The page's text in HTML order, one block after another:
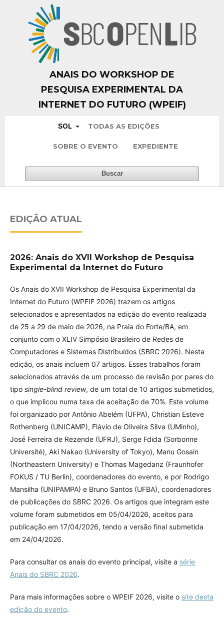
ANAIS DO WORKSHOP DE
PESQUISA EXPERIMENTAL DA
INTERNET DO FUTURO (WPEIF)
SOL TODAS AS EDIÇÕES
SOBRE O EVENTO EXPEDIENTE
Buscar
EDIÇÃO ATUAL
2026: Anais do XVII Workshop de Pesquisa
Experimental da Internet do Futuro
Os Anais do XVII Workshop de Pesquisa Experimental da
Internet do Futuro (WPEIF 2026) trazem os artigos
selecionados e apresentados na edição do evento realizada
de 25 a 29 de maio de 2026, na Praia do Forte/BA, em
conjunto com o XLIV Simpósio Brasileiro de Redes de
Computadores e Sistemas Distribuídos (SBRC 2026). Nesta
edição, os anais incluem 07 artigos. Esses trabalhos foram
selecionados através de um processo de revisão por pares do
tipo single-blind review, de um total de 10 artigos submetidos,
o que implicou numa taxa de aceitação de 70%. Este volume
foi organizado por Antônio Abelém (UFPA), Christian Esteve
Rothenberg (UNICAMP), Flávio de Oliveira Silva (UMinho),
José Ferreira de Rezende (UFRJ), Serge Fdida (Sorbonne
Université), Aki Nakao (University of Tokyo), Manu Gosain
(Northeastern University) e Thomas Magedanz (Fraunhofer
FOKUS / TU Berlin), coordenadores do evento, e por Rodrigo
Mansilha (UNIPAMPA) e Bruno Santos (UFBA), coordenadores
de publicações do SBRC 2026. Os artigos que integram este
volume foram submetidos em 05/04/2026, aceitos para
publicação em 17/04/2026, tendo a versão final submetida
em 24/04/2026.
Para consultar os anais do evento principal, visite a série
Anais do SBRC 2026.
Para mais informações sobre o WPEIF 2026, visite o site desta
edição do evento.